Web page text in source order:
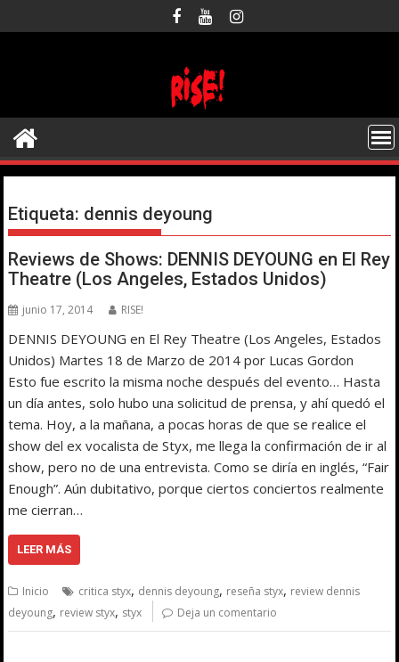
al
Etiqueta: dennis deyoung
Reviews de Shows: DENNIS DEYOUNG en El Rey
Theatre (Los Angeles, Estados Unidos)
junio 17, 2014 RISE!
DENNIS DEYOUNG en El Rey Theatre (Los Angeles, Estados
Unidos) Martes 18 de Marzo de 2014 por Lucas Gordon
Esto fue escrito la misma noche después del evento… Hasta
un día antes, solo hubo una solicitud de prensa, y ahí quedó el
tema. Hoy, a la mañana, a pocas horas de que se realice el
show del ex vocalista de Styx, me llega la confirmación de ir al
show, pero no de una entrevista. Como se diría en inglés, “Fair
Enough”. Aún dubitativo, porque ciertos conciertos realmente
me cierran…
LEER MÁS
Inicio critica styx, dennis deyoung, reseña styx, review dennis
deyoung, review styx, styx Deja un comentario